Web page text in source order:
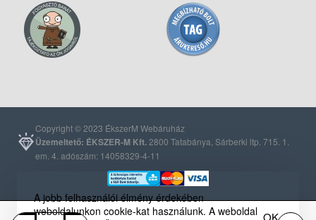
A jobb felhasználói élmény érdekében
weboldalunkon cookie-kat használunk. A weboldal OK
Copyright © 2023 ÉkszerM Webáruház
Üzemeltető: ÉKSZER-M Kft.2800 Tatabánya, Sárberki ltp. 715. 1.
em. 4. adószám: 14058329-4-11